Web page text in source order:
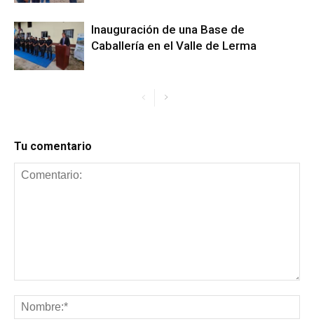
Inauguración de una Base de
Caballería en el Valle de Lerma
Tu comentario